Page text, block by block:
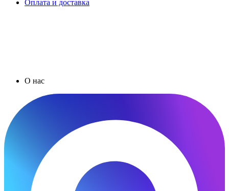
Оплата и доставка
О нас